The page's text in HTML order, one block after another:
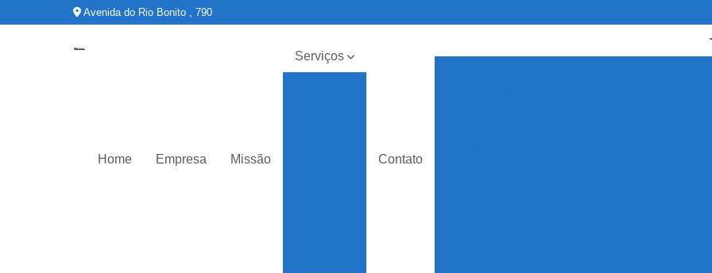
Avenida do Rio Bonito , 790
Home Empresa Missão
Serviços
Contato